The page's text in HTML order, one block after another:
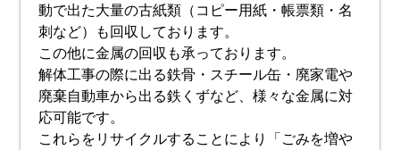
動で出た大量の古紙類（コピー用紙・帳票類・名
刺など）も回収しております。
この他に金属の回収も承っております。
解体工事の際に出る鉄骨・スチール缶・廃家電や
廃棄自動車から出る鉄くずなど、様々な金属に対
応可能です。
これらをリサイクルすることにより「ごみを増や